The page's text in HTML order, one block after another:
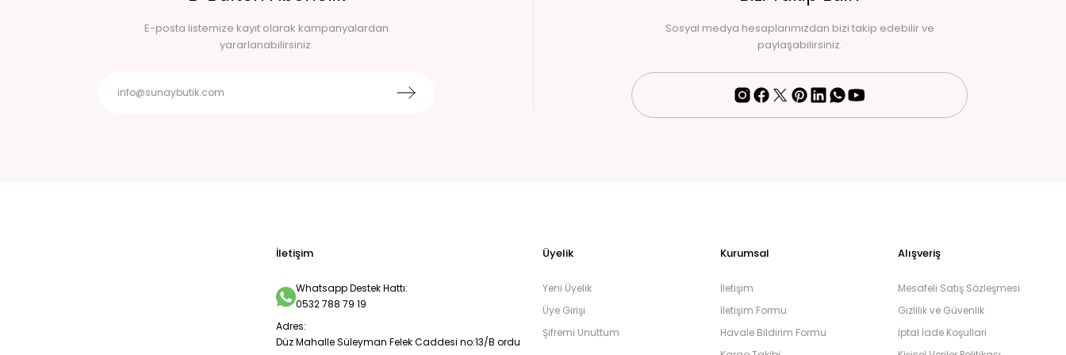
E-posta listemize kayıt olarak kampanyalardan
yararlanabilirsiniz.
Sosyal medya hesaplarımızdan bizi takip edebilir ve
paylaşabilirsiniz.
İletişim
Whatsapp Destek Hattı:
0532 788 79 19
Adres:
Düz Mahalle Süleyman Felek Caddesi no:13/B ordu
Üyelik
Yeni Üyelik
Üye Girişi
Şifremi Unuttum
Kurumsal
İletişim
İletişim Formu
Havale Bildirim Formu
Alışveriş
Mesafeli Satış Sözleşmesi
Gizlilik ve Güvenlik
İptal İade Koşullari